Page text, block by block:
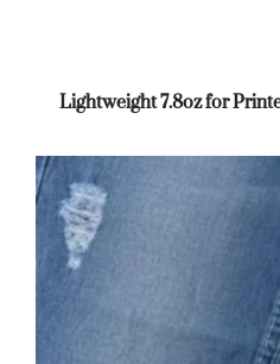
Lightweight 7.8oz for